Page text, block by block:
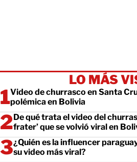
LO MÁS
Video de churrasco en Santa
polémica en Bolivia
De qué trata el video del
frater’ que se volvió viral en
¿Quién es la influencer
su video más viral?